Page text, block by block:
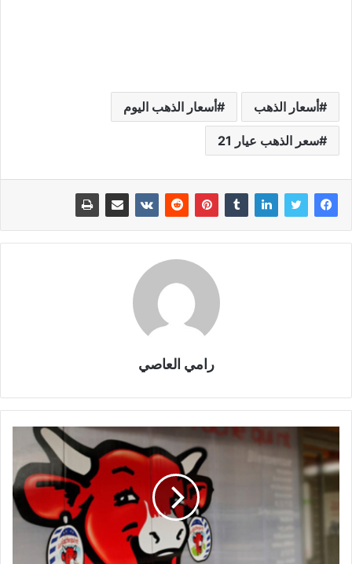
أسعار الذهب أسعار الذهب اليوم
سعر الذهب عيار 21
رامي العاصي